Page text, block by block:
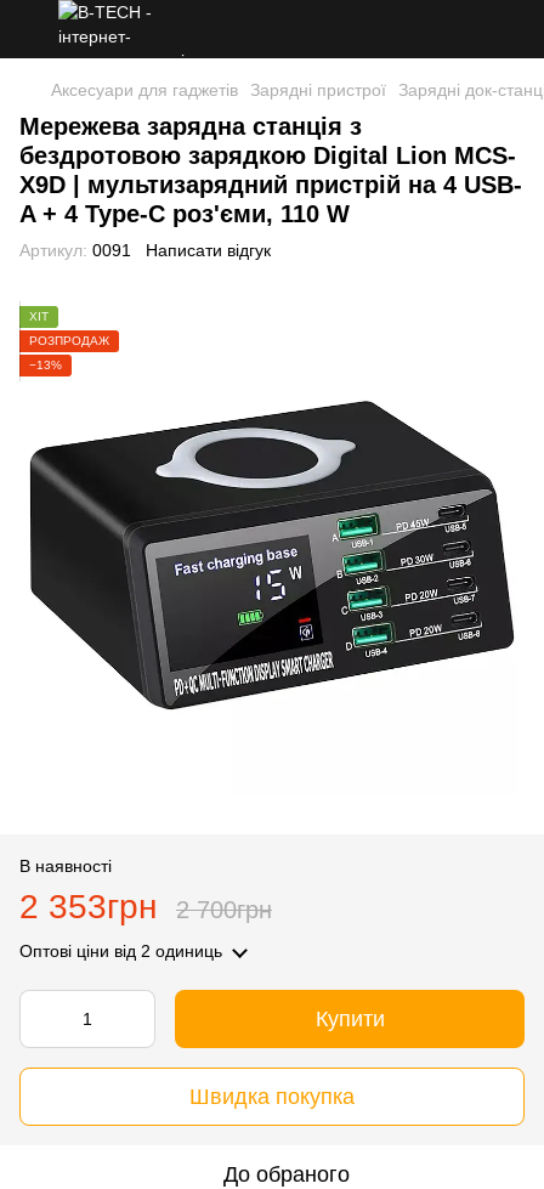
Аксесуари для гаджетів Зарядні пристрої Зарядні док-
Мережева зарядна станція з
бездротовою зарядкою Digital Lion MCS-
X9D | мультизарядний пристрій на 4 USB-
A + 4 Type-C роз'єми, 110 W
Артикул: 0091 Написати відгук
ХІТ
РОЗПРОДАЖ
−13%
В наявності
2 353грн 2 700грн
Оптові ціни від 2 одиниць
Купити
Швидка покупка
До обраного